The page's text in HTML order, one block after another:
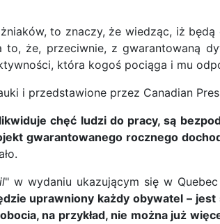
to znaczy, że wiedząc, iż
że, przeciwnie, z gwarantowaną
która kogoś pociąga i mu
i przedstawione przez Canadian
chęć ludzi do pracy, są
gwarantowanego rocznego
" w wydaniu ukazującym się w
uprawniony każdy obywatel –
na przykład, nie można już